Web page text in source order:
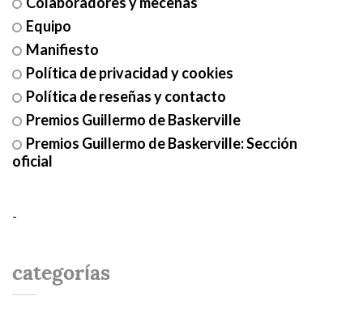
Equipo
Manifiesto
Política de privacidad y cookies
Política de reseñas y contacto
Premios Guillermo de Baskerville
Premios Guillermo de Baskerville: Sección
oficial
-
categorías